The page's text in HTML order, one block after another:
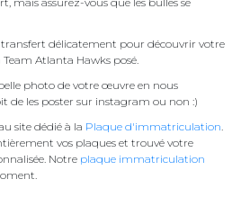
transfert délicatement pour découvrir votre
Atlanta Hawks posé.
photo de votre œuvre en nous
de les poster sur instagram ou non :)
site dédié à la Plaque d'immatriculation.
vos plaques et trouvé votre
Notre plaque immatriculation